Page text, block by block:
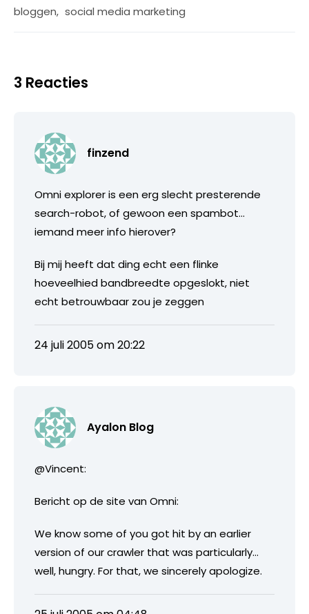
bloggen, social media marketing
3 Reacties
finzend
Omni explorer is een erg slecht presterende
search-robot, of gewoon een spambot…
iemand meer info hierover?
Bij mij heeft dat ding echt een flinke
hoeveelhied bandbreedte opgeslokt, niet
echt betrouwbaar zou je zeggen
24 juli 2005 om 20:22
Ayalon Blog
@Vincent:
Bericht op de site van Omni:
We know some of you got hit by an earlier
version of our crawler that was particularly…
well, hungry. For that, we sincerely apologize.